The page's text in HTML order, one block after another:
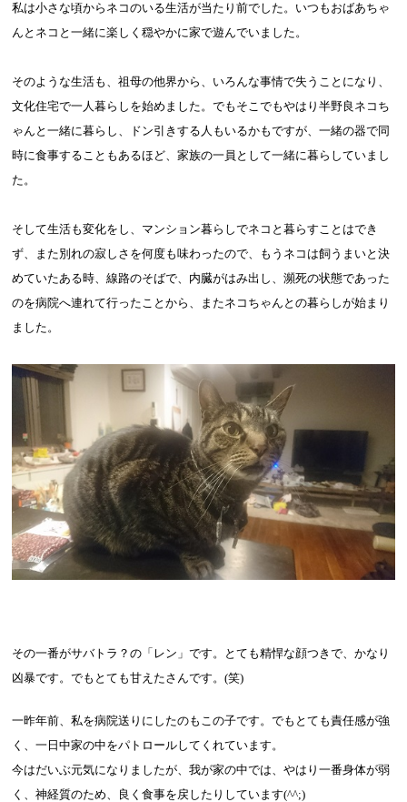
私は小さな頃からネコのいる生活が当たり前でした。いつもおばあちゃ
んとネコと一緒に楽しく穏やかに家で遊んでいました。
そのような生活も、祖母の他界から、いろんな事情で失うことになり、
文化住宅で一人暮らしを始めました。でもそこでもやはり半野良ネコち
ゃんと一緒に暮らし、ドン引きする人もいるかもですが、一緒の器で同
時に食事することもあるほど、家族の一員として一緒に暮らしていまし
た。
そして生活も変化をし、マンション暮らしでネコと暮らすことはでき
ず、また別れの寂しさを何度も味わったので、もうネコは飼うまいと決
めていたある時、線路のそばで、内臓がはみ出し、瀕死の状態であった
のを病院へ連れて行ったことから、またネコちゃんとの暮らしが始まり
ました。
その一番がサバトラ？の「レン」です。とても精悍な顔つきで、かなり
凶暴です。でもとても甘えたさんです。(笑)
一昨年前、私を病院送りにしたのもこの子です。でもとても責任感が強
く、一日中家の中をパトロールしてくれています。
今はだいぶ元気になりましたが、我が家の中では、やはり一番身体が弱
く、神経質のため、良く食事を戻したりしています(^^;)